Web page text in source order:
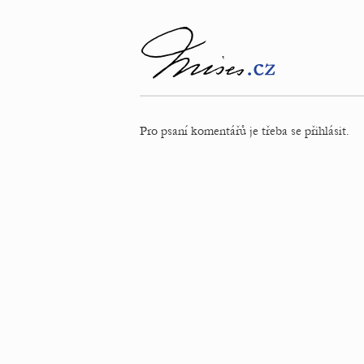
Pro psaní komentářů je třeba se přihlásit.